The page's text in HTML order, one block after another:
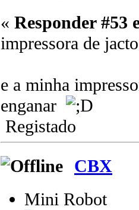
« Responder #53
impressora de
e a minha
enganar
Registado
CBX
Mini Robot